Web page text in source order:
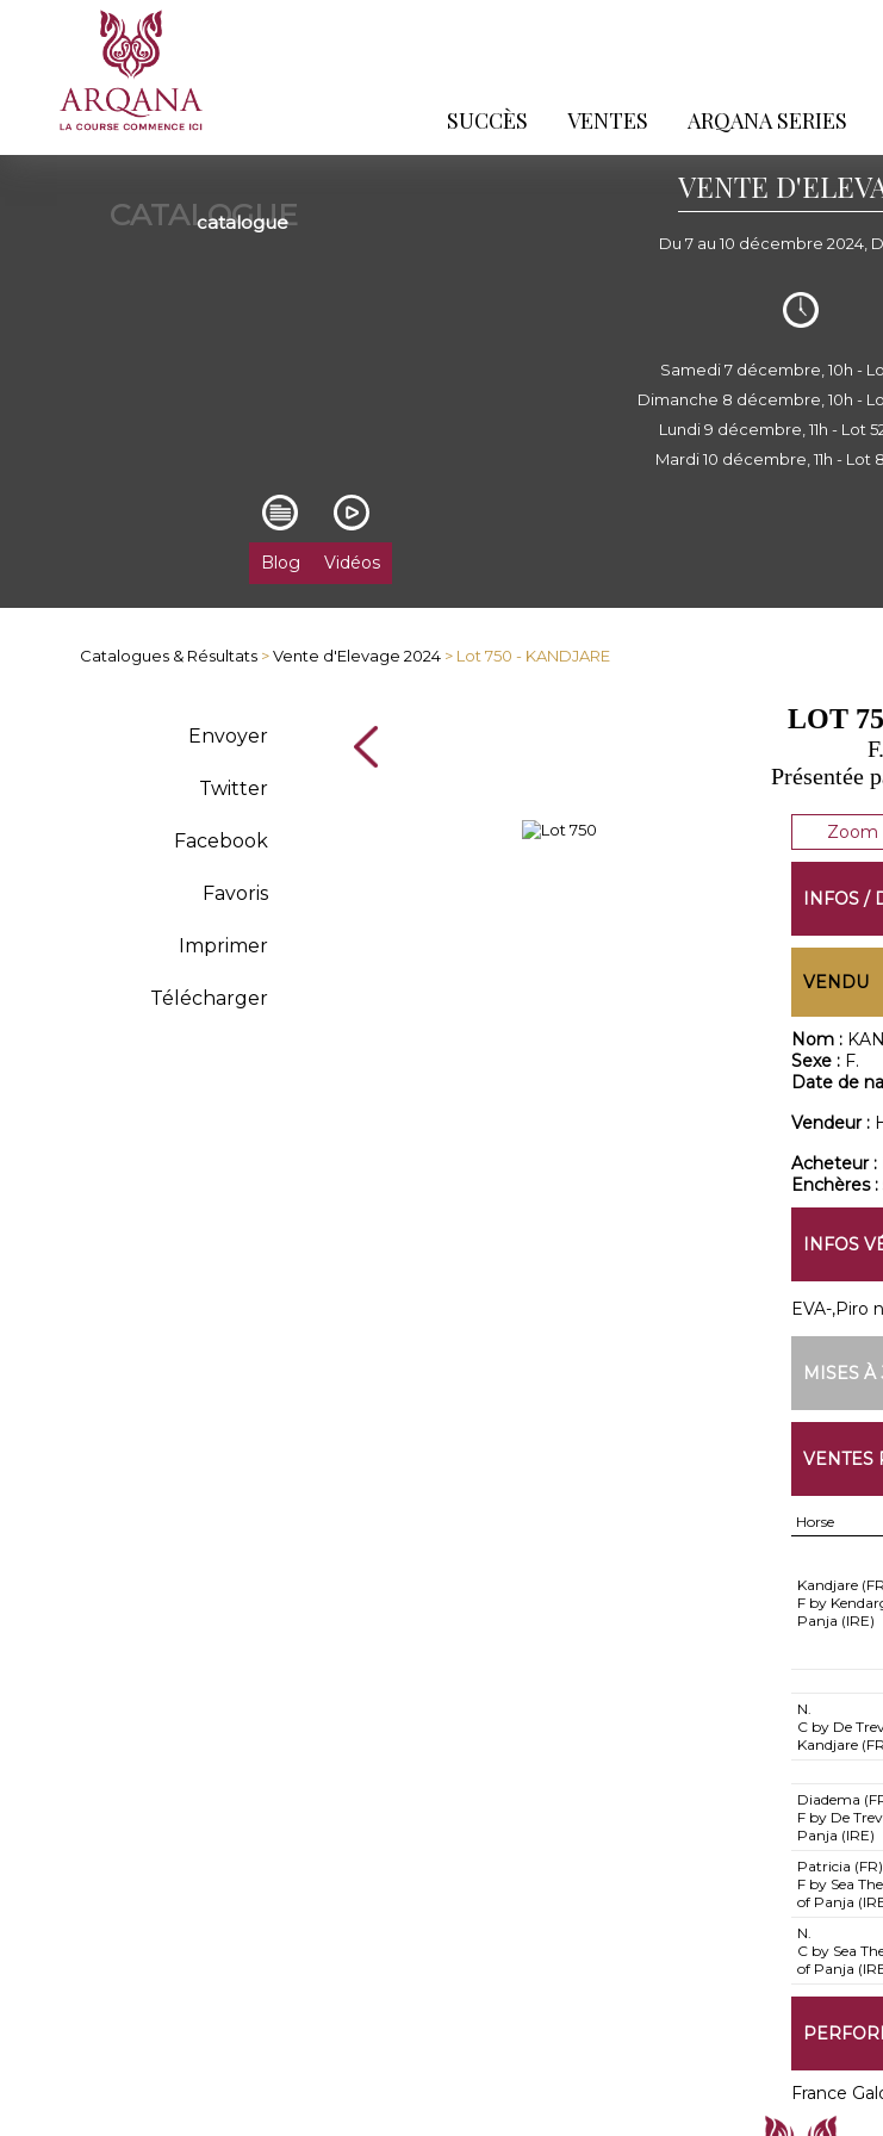
SUCCÈS VENTES ARQANA SERIES
CATALOGUE
catalogue
VENTE
Du 7 au 10 décembre 2024,
Blog Vidéos
Samedi 7 décembre, 10h -
Dimanche 8 décembre, 10h -
Lundi 9 décembre, 11h - Lot
Mardi 10 décembre, 11h - Lot
Catalogues & Résultats >Vente d'Elevage 2024 > Lot 750 - KANDJARE
Envoyer
Twitter
Facebook
Favoris
Imprimer
Télécharger
LOT
Présentée
Zoom
INFOS /
VENDU
Nom :
Sexe : F.
Date de
Vendeur :
Acheteur :
Enchères :
INFOS
EVA-,Piro
MISES À
VENTES
Horse
Kandjare
F by
Panja (IRE)
N.
C by De
Kandjare
Diadema
F by De
Panja (IRE)
Patricia (FR)
F by Sea
of Panja
N.
C by Sea
of Panja
France